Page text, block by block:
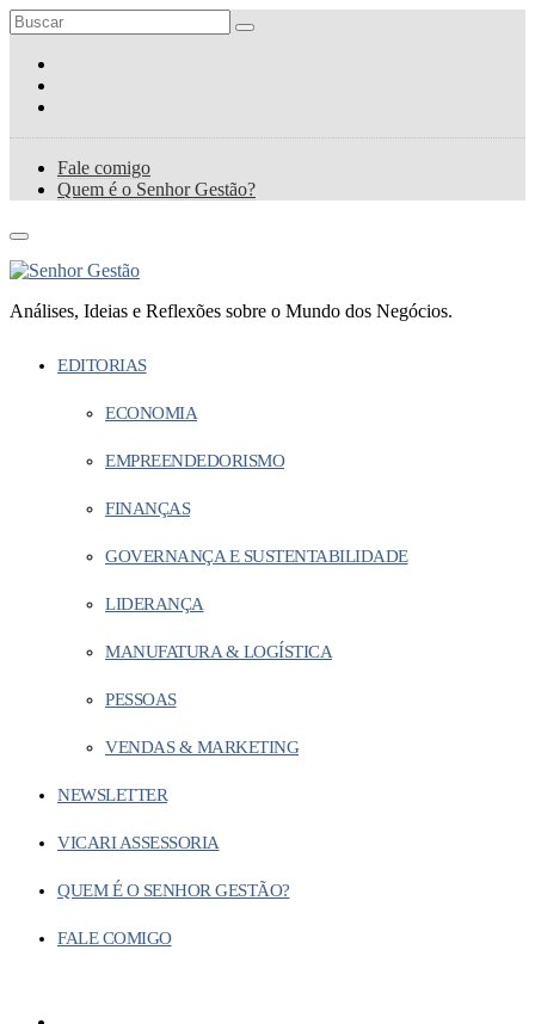
Fale comigo
Quem é o Senhor Gestão?
Análises, Ideias e Reflexões sobre o Mundo dos Negócios.
EDITORIAS
ECONOMIA
EMPREENDEDORISMO
FINANÇAS
GOVERNANÇA E SUSTENTABILIDADE
LIDERANÇA
MANUFATURA & LOGÍSTICA
PESSOAS
VENDAS & MARKETING
NEWSLETTER
VICARI ASSESSORIA
QUEM É O SENHOR GESTÃO?
FALE COMIGO